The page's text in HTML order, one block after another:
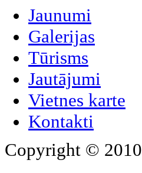
Jaunumi
Galerijas
Tūrisms
Jautājumi
Vietnes karte
Kontakti
Copyright © 2010